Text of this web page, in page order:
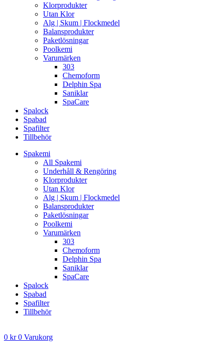
Klorprodukter
Utan Klor
Alg | Skum | Flockmedel
Balansprodukter
Paketlösningar
Poolkemi
Varumärken
303
Chemoform
Delphin Spa
Saniklar
SpaCare
Spalock
Spabad
Spafilter
Tillbehör
Spakemi
All Spakemi
Underhåll & Rengöring
Klorprodukter
Utan Klor
Alg | Skum | Flockmedel
Balansprodukter
Paketlösningar
Poolkemi
Varumärken
303
Chemoform
Delphin Spa
Saniklar
SpaCare
Spalock
Spabad
Spafilter
Tillbehör
0 kr 0 Varukorg